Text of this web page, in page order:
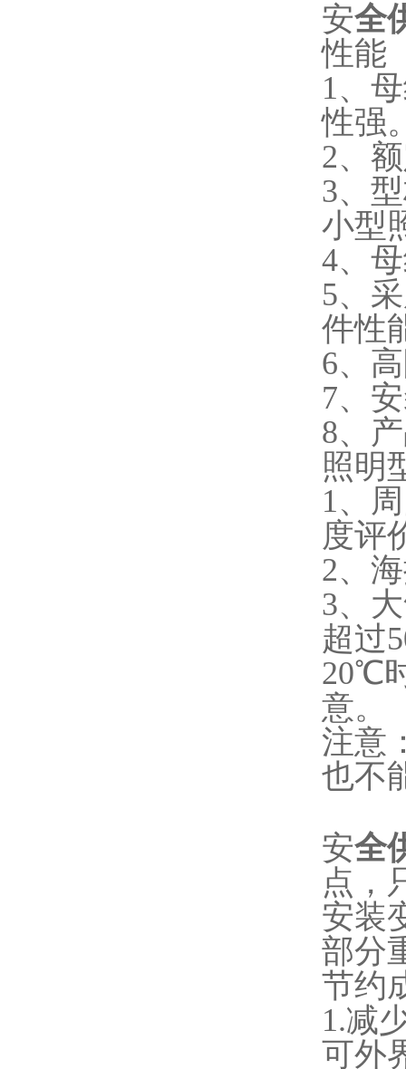
安全
性能
1、
性强
2、
3、
小型
4、
5、
件性
6、
7、
8、
照明
1、
度评
2、
3、
超过
20℃
意。
注意
也不
安全
点，
安装
部分
节约
1.减
可外